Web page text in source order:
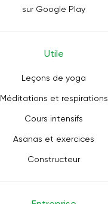
sur Google Play
Utile
Leçons de yoga
Méditations et respirations
Cours intensifs
Asanas et exercices
Constructeur